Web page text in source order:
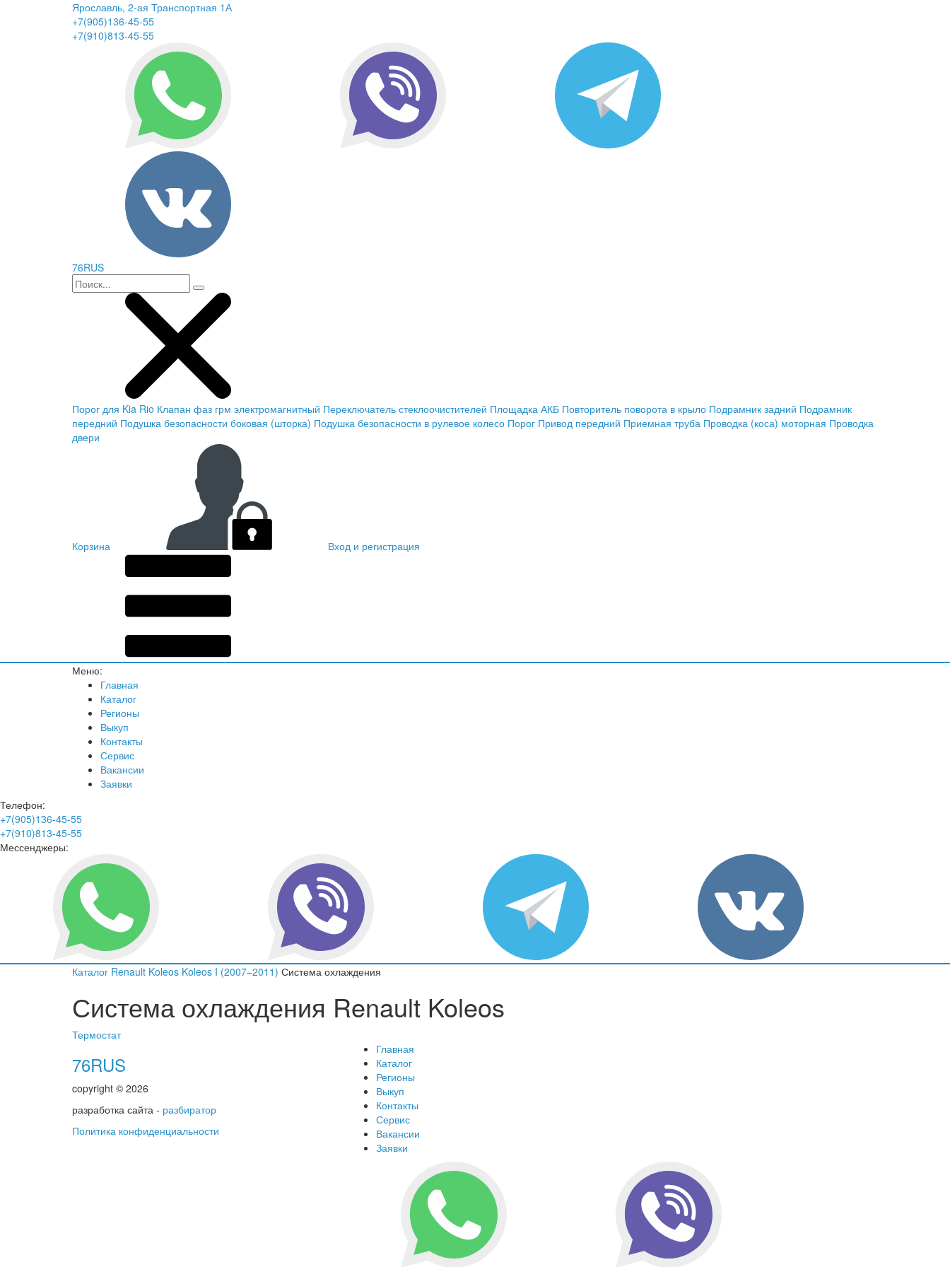
Ярославль, 2-ая Транспортная 1А
+7(905)136-45-55
+7(910)813-45-55
76RUS
Порог для Kia Rio Клапан фаз грм электромагнитный Переключатель стеклоочистителей Площадка АКБ Повторитель поворота в крыло Подрамник задний Подрамник
передний Подушка безопасности боковая (шторка) Подушка безопасности в рулевое колесо Порог Привод передний Приемная труба Проводка (коса) моторная Проводка
двери
Корзина Вход и регистрация
Меню:
Главная
Каталог
Регионы
Выкуп
Контакты
Сервис
Вакансии
Заявки
Телефон:
+7(905)136-45-55
+7(910)813-45-55
Мессенджеры:
Каталог Renault Koleos Koleos I (2007–2011) Система охлаждения
Система охлаждения Renault Koleos
Термостат
76RUS
copyright © 2026
разработка сайта - разбиратор
Политика конфиденциальности
Главная
Каталог
Регионы
Выкуп
Контакты
Сервис
Вакансии
Заявки